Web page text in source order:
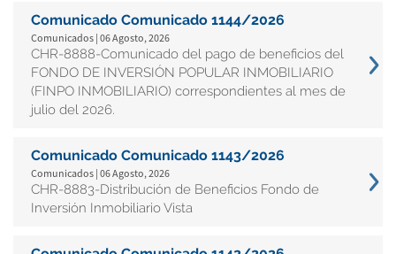
Comunicado Comunicado 1144/2026
Comunicados | 06 Agosto, 2026
CHR-8888-Comunicado del pago de beneficios del
FONDO DE INVERSIÓN POPULAR INMOBILIARIO
(FINPO INMOBILIARIO) correspondientes al mes de
julio del 2026.
Comunicado Comunicado 1143/2026
Comunicados | 06 Agosto, 2026
CHR-8883-Distribución de Beneficios Fondo de
Inversión Inmobiliario Vista